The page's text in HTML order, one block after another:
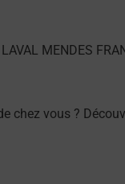
chez vous ?